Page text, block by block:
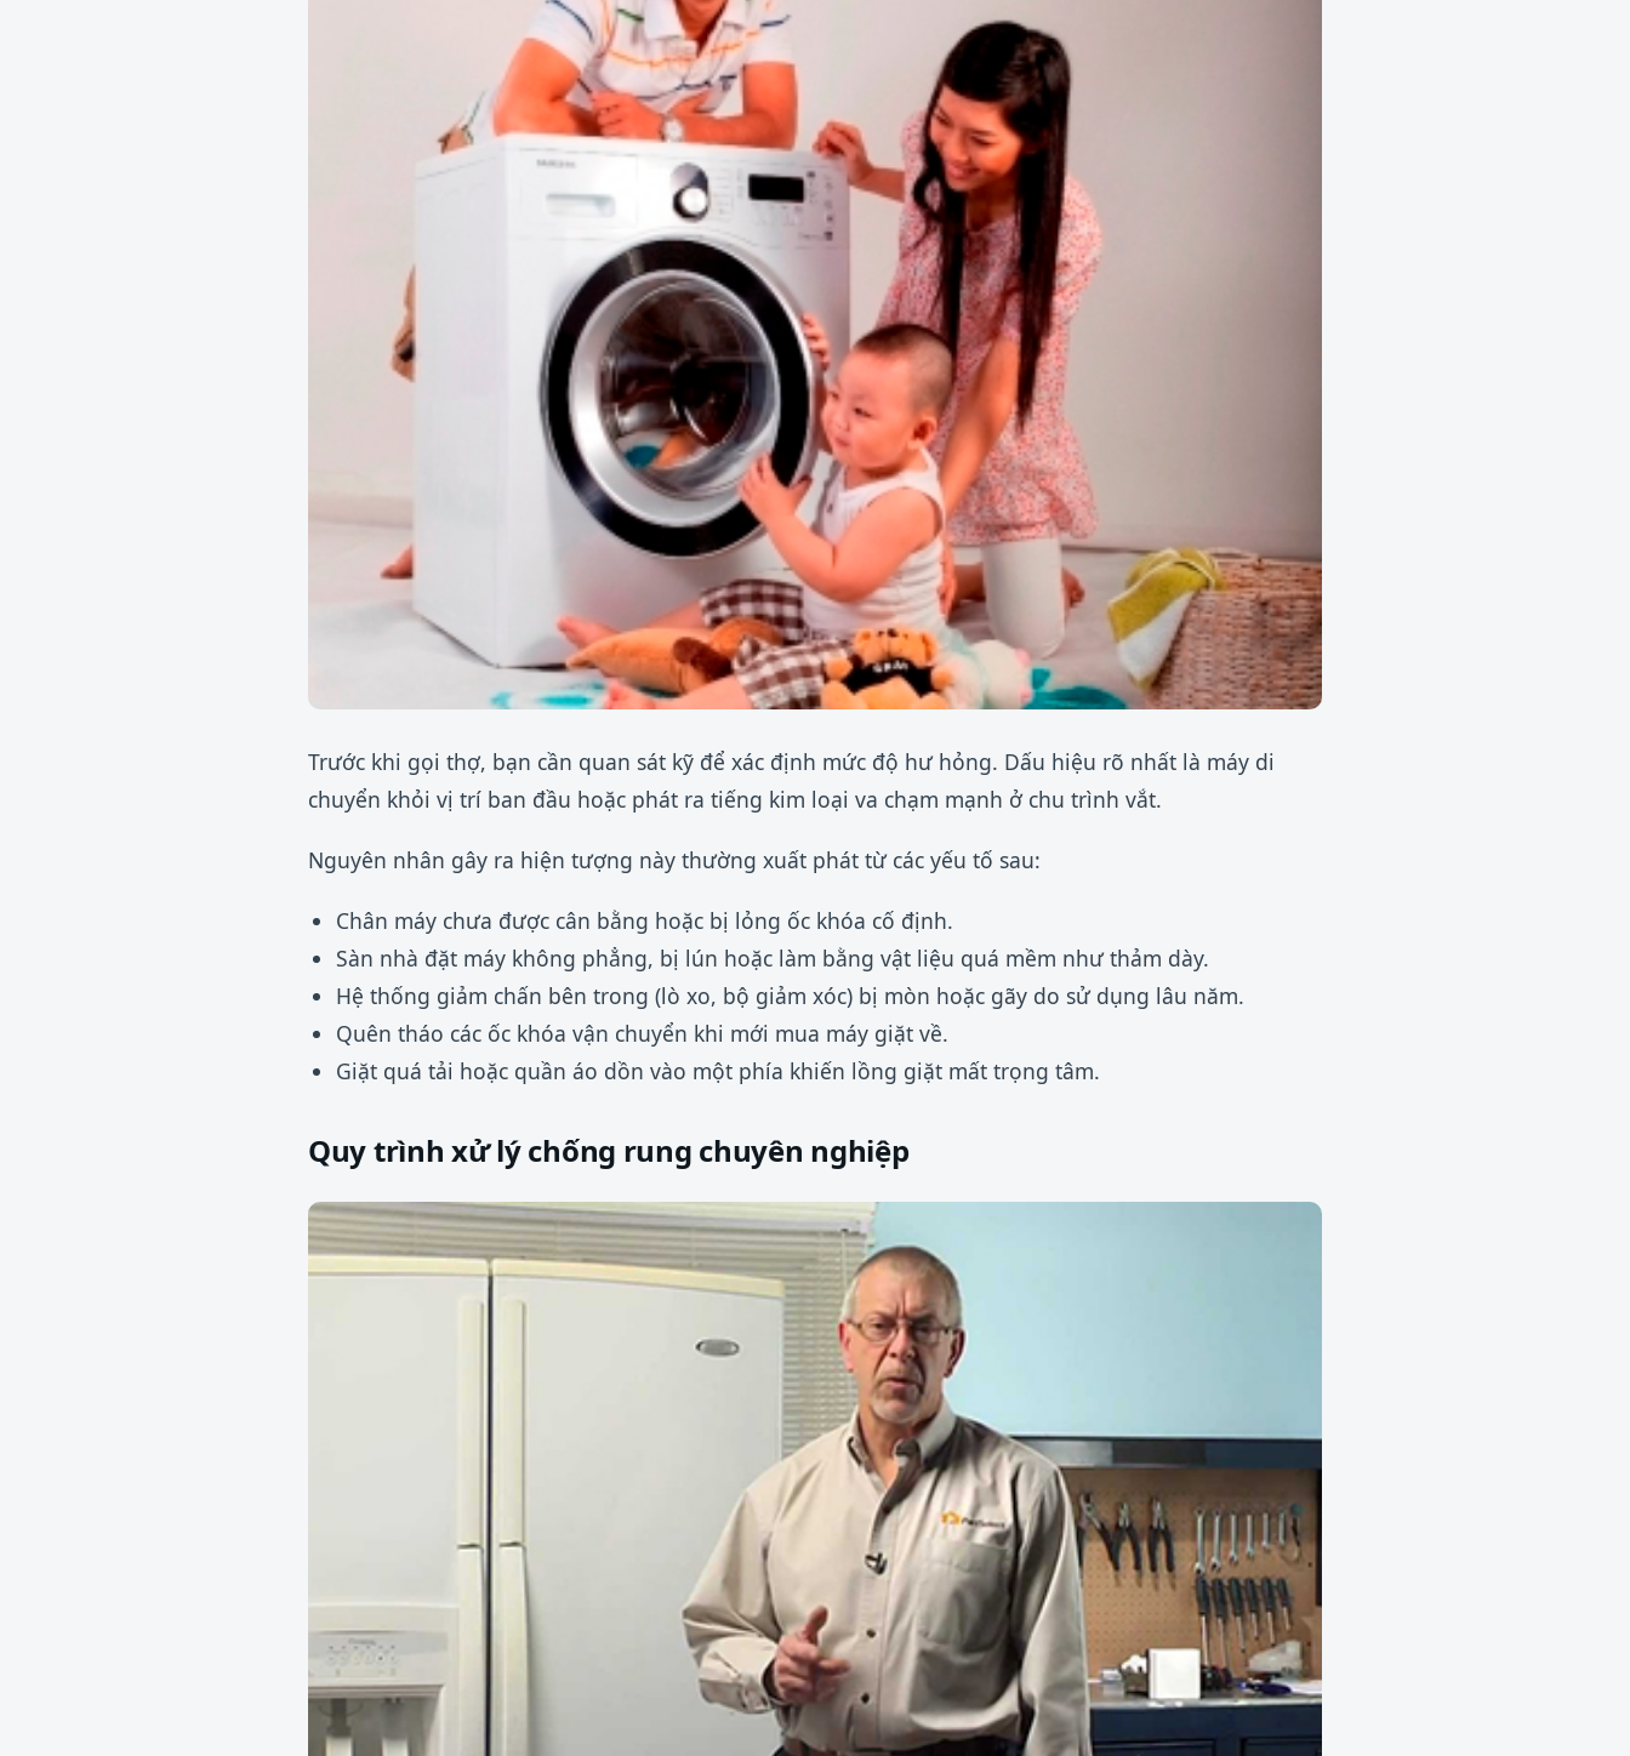
Trước khi gọi thợ, bạn cần quan sát kỹ để xác định mức độ hư hỏng. Dấu hiệu rõ nhất là máy di
chuyển khỏi vị trí ban đầu hoặc phát ra tiếng kim loại va chạm mạnh ở chu trình vắt.
Nguyên nhân gây ra hiện tượng này thường xuất phát từ các yếu tố sau:
Chân máy chưa được cân bằng hoặc bị lỏng ốc khóa cố định.
Sàn nhà đặt máy không phẳng, bị lún hoặc làm bằng vật liệu quá mềm như thảm dày.
Hệ thống giảm chấn bên trong (lò xo, bộ giảm xóc) bị mòn hoặc gãy do sử dụng lâu năm.
Quên tháo các ốc khóa vận chuyển khi mới mua máy giặt về.
Giặt quá tải hoặc quần áo dồn vào một phía khiến lồng giặt mất trọng tâm.
Quy trình xử lý chống rung chuyên nghiệp